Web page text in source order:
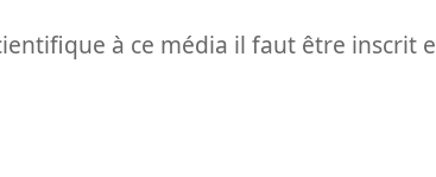
à ce média il faut être inscrit